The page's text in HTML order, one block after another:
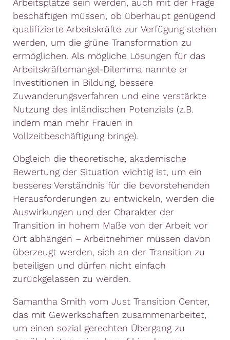
Arbeitsplätze sein werden, auch mit der Frage
beschäftigen müssen, ob überhaupt genügend
qualifizierte Arbeitskräfte zur Verfügung stehen
werden, um die grüne Transformation zu
ermöglichen. Als mögliche Lösungen für das
Arbeitskräftemangel-Dilemma nannte er
Investitionen in Bildung, bessere
Zuwanderungsverfahren und eine verstärkte
Nutzung des inländischen Potenzials (z.B.
indem man mehr Frauen in
Vollzeitbeschäftigung bringe).
Obgleich die theoretische, akademische
Bewertung der Situation wichtig ist, um ein
besseres Verständnis für die bevorstehenden
Herausforderungen zu entwickeln, werden die
Auswirkungen und der Charakter der
Transition in hohem Maße von der Arbeit vor
Ort abhängen – Arbeitnehmer müssen davon
überzeugt werden, sich an der Transition zu
beteiligen und dürfen nicht einfach
zurückgelassen zu werden.
Samantha Smith vom Just Transition Center,
das mit Gewerkschaften zusammenarbeitet,
um einen sozial gerechten Übergang zu